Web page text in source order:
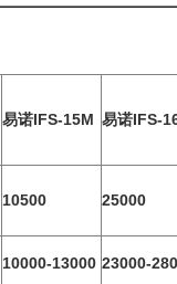
易诺IFS-15M 易诺IFS-
10500 25000
10000-13000 23000-